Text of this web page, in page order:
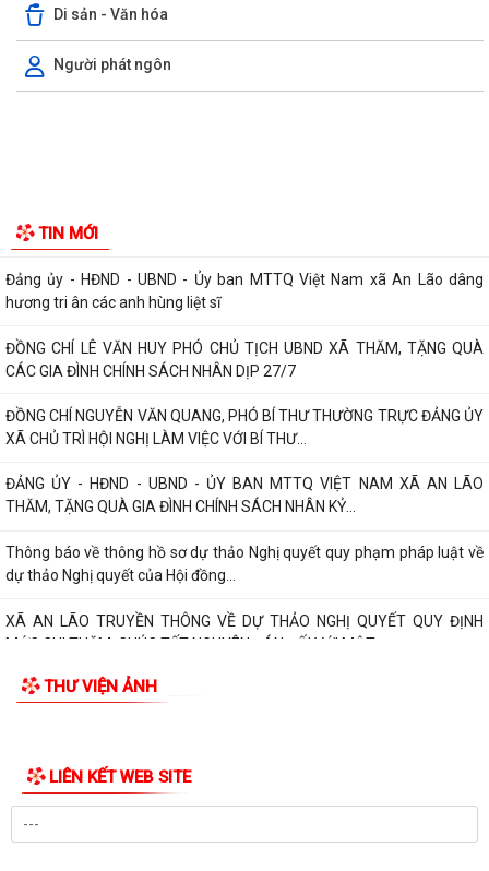
Di sản - Văn hóa
Người phát ngôn
TIN MỚI
Thông báo về việc báo cáo nhanh tình hình khám sức khỏe định kỳ cho
Thông báo Lịch tiếp công dân của Chủ tịch Ủy ban nhân dân xã An Lão
tháng 8 năm 2026
Thông báo thu hồi thuốc không đạt tiêu chuẩn chất lượng
ĐOÀN KIỂM TRA LIÊN NGÀNH XÃ AN LÃO KIỂM TRA CÔNG TÁC BẢO
ĐẢM AN TOÀN THỰC PHẨM TẠI CÁC CƠ SỞ SẢN...
Đảng ủy - HĐND - UBND - Ủy ban MTTQ Việt Nam xã An Lão dâng
hương tri ân các anh hùng liệt sĩ
ĐỒNG CHÍ LÊ VĂN HUY PHÓ CHỦ TỊCH UBND XÃ THĂM, TẶNG QUÀ
CÁC GIA ĐÌNH CHÍNH SÁCH NHÂN DỊP 27/7
ĐỒNG CHÍ NGUYỄN VĂN QUANG, PHÓ BÍ THƯ THƯỜNG TRỰC ĐẢNG ỦY
XÃ CHỦ TRÌ HỘI NGHỊ LÀM VIỆC VỚI BÍ THƯ...
ĐẢNG ỦY - HĐND - UBND - ỦY BAN MTTQ VIỆT NAM XÃ AN LÃO
THĂM, TẶNG QUÀ GIA ĐÌNH CHÍNH SÁCH NHÂN KỶ...
Thông báo về thông hồ sơ dự thảo Nghị quyết quy phạm pháp luật về
MỨC CHI THĂM, CHÚC TẾT NGUYÊN ĐÁN ĐỐI VỚI MỘT...
Đồng chí Bùi Thị Hưng, Phó Chủ tịch HĐND xã thăm, tặng quà gia đình
chính sách tiêu biểu nhân dịp...